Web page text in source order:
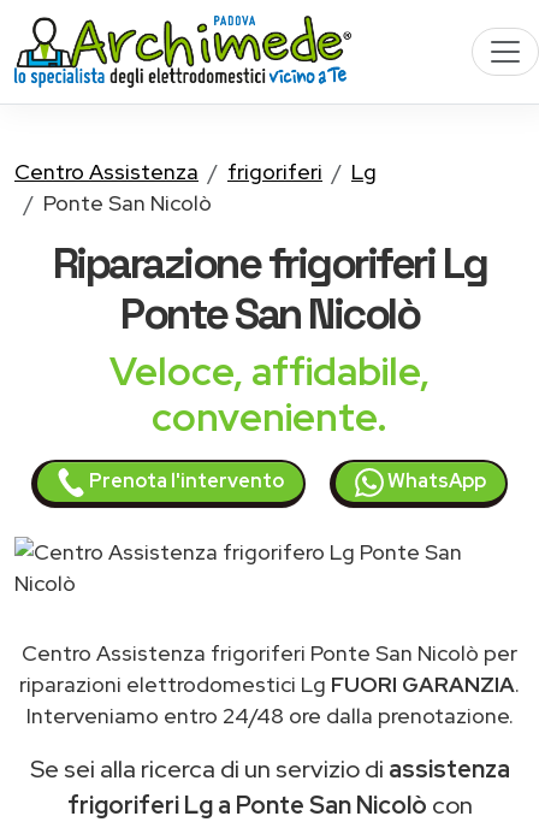
Centro Assistenza frigoriferi
Lg
Ponte San Nicolò
Riparazionefrigoriferi Lg
Ponte San Nicolò
Veloce, affidabile,
conveniente.
Prenota l'intervento WhatsApp
Centro Assistenza frigoriferi Ponte San Nicolò per
riparazioni elettrodomestici Lg FUORI GARANZIA.
Interveniamo entro 24/48 ore dalla prenotazione.
Se sei alla ricerca di un servizio di assistenza
frigoriferi Lg a Ponte San Nicolò con